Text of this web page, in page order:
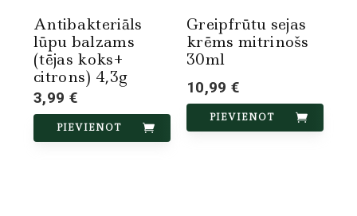
Antibakteriāls
lūpu balzams
(tējas koks+
citrons) 4,3g
3,99 €
PIEVIENOT
Greipfrūtu sejas
krēms mitrinošs
30ml
10,99 €
PIEVIENOT